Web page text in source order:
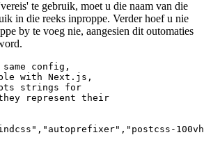
gebruik, is daar 'n klein verandering wat
toepas om dinge te laat werk. In plaas
te gebruik, moet u die naam van die
in die reeks inproppe. Verder hoef u nie
by te voeg nie, aangesien dit outomaties
config,
with Next.js,
strings for
represent their